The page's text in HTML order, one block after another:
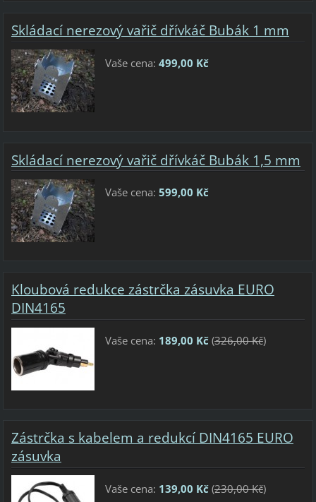
Skládací nerezový vařič dřívkáč Bubák 1 mm
Vaše cena: 499,00 Kč
Skládací nerezový vařič dřívkáč Bubák 1,5 mm
Vaše cena: 599,00 Kč
Kloubová redukce zástrčka zásuvka EURO
DIN4165
Vaše cena: 189,00 Kč(326,00 Kč)
Zástrčka s kabelem a redukcí DIN4165 EURO
zásuvka
Vaše cena: 139,00 Kč(230,00 Kč)